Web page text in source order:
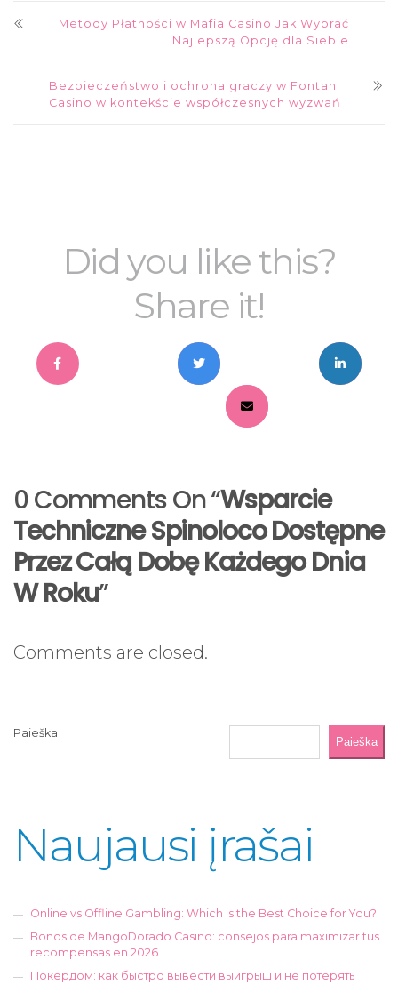
Metody Płatności w Mafia Casino Jak Wybrać
Najlepszą Opcję dla Siebie
Bezpieczeństwo i ochrona graczy w Fontan
Casino w kontekście współczesnych wyzwań
Did you like this?
Share it!
0 Comments On “Wsparcie
Techniczne Spinoloco Dostępne
Przez Całą Dobę Każdego Dnia
W Roku”
Comments are closed.
Paieška
Paieška
Naujausi įrašai
Online vs Offline Gambling: Which Is the Best Choice for You?
Bonos de MangoDorado Casino: consejos para maximizar tus
recompensas en 2026
Покердом: как быстро вывести выигрыш и не потерять